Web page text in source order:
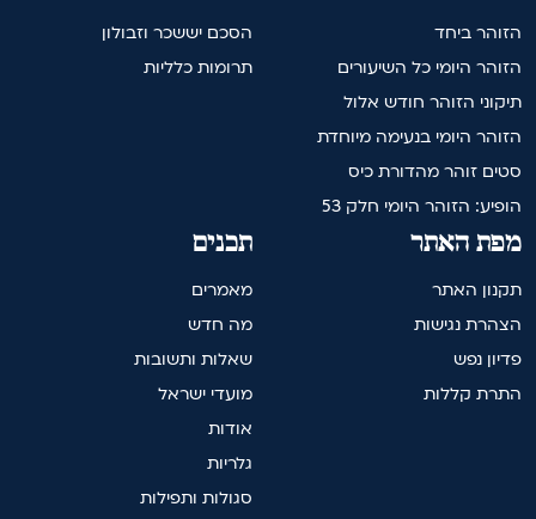
הסכם יששכר וזבולון
תרומות כלליות
הזוהר ביחד
הזוהר היומי כל השיעורים
תיקוני הזוהר חודש אלול
הזוהר היומי בנעימה מיוחדת
סטים זוהר מהדורת כיס
הופיע: הזוהר היומי חלק 53
תכנים
מאמרים
מה חדש
שאלות ותשובות
מועדי ישראל
אודות
גלריות
סגולות ותפילות
מפת האתר
תקנון האתר
הצהרת נגישות
פדיון נפש
התרת קללות